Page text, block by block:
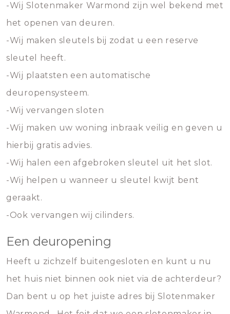
-Wij Slotenmaker Warmond zijn wel bekend met
het openen van deuren.
-Wij maken sleutels bij zodat u een reserve
sleutel heeft.
-Wij plaatsten een automatische
deuropensysteem.
-Wij vervangen sloten
-Wij maken uw woning inbraak veilig en geven u
hierbij gratis advies.
-Wij halen een afgebroken sleutel uit het slot.
-Wij helpen u wanneer u sleutel kwijt bent
geraakt.
-Ook vervangen wij cilinders.
Een deuropening
Heeft u zichzelf buitengesloten en kunt u nu
het huis niet binnen ook niet via de achterdeur?
Dan bent u op het juiste adres bij Slotenmaker